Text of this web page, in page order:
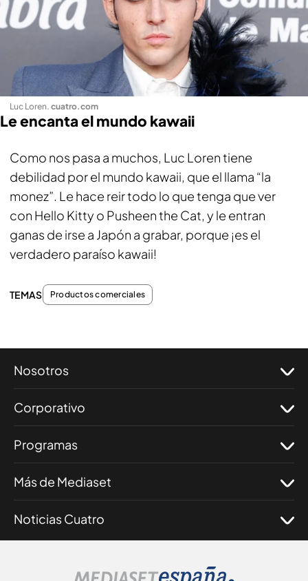
Luc Loren. cuatro.com
Le encanta el mundo kawaii
Como nos pasa a muchos, Luc Loren tiene
debilidad por el mundo kawaii, que el llama “la
monez”. Le hace reir todo lo que tenga que ver
con Hello Kitty o Pusheen the Cat, y le entran
ganas de irse a Japón a grabar, porque ¡es el
verdadero paraíso kawaii!
TEMAS Productos comerciales
Nosotros
Corporativo
Programas
Más de Mediaset
Noticias Cuatro